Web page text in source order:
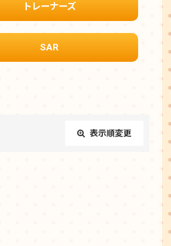
トレーナーズ
SAR
表示順変更